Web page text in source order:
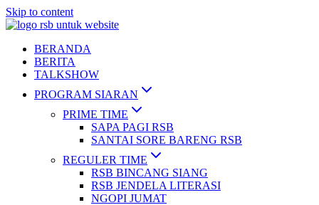
Skip to content
BERANDA
BERITA
TALKSHOW
PROGRAM SIARAN
PRIME TIME
SAPA PAGI RSB
SANTAI SORE BARENG RSB
REGULER TIME
RSB BINCANG SIANG
RSB JENDELA LITERASI
NGOPI JUMAT